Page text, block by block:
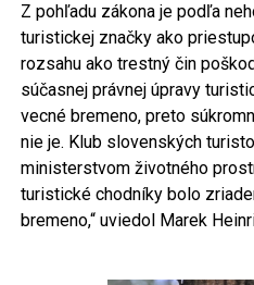
Z pohľadu zákona je podľa
turistickej značky ako
rozsahu ako trestný čin
súčasnej právnej úpravy
vecné bremeno, preto
nie je. Klub slovenských
ministerstvom životného
turistické chodníky bolo
bremeno,“ uviedol Marek